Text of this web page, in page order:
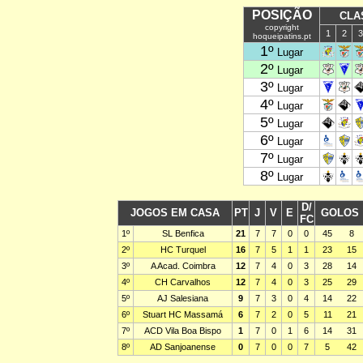
POSIÇÃO
copyright
hoqueipatins.pt
1 2 3
1º Lugar
2º Lugar
3º Lugar
4º Lugar
5º Lugar
6º Lugar
7º Lugar
8º Lugar
JOGOS EM CASA PT J V E
D/
FC
GOLOS
1º SL Benfica 21 7 7 0 0 45
8
2º
HC Turquel 16 7 5 1 1 23
15
3º
A Acad. Coimbra 12 7 4 0 3 28
14
4º
CH Carvalhos 12 7 4 0 3 25
29
5º
AJ Salesiana 9 7 3 0 4 14
22
6º
Stuart HC Massamá 6 7 2 0 5 11
21
7º
ACD Vila Boa Bispo 1 7 0 1 6 14
31
8º
AD Sanjoanense 0 7 0 0 7 5 42